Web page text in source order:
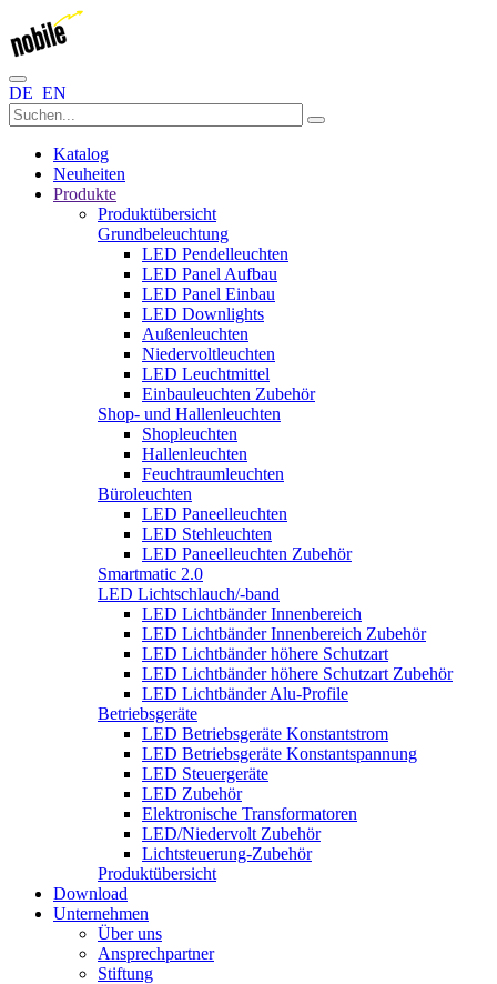
DE EN
Katalog
Neuheiten
Produkte
Produktübersicht
Grundbeleuchtung
LED Pendelleuchten
LED Panel Aufbau
LED Panel Einbau
LED Downlights
Außenleuchten
Niedervoltleuchten
LED Leuchtmittel
Einbauleuchten Zubehör
Shop- und Hallenleuchten
Shopleuchten
Hallenleuchten
Feuchtraumleuchten
Büroleuchten
LED Paneelleuchten
LED Stehleuchten
LED Paneelleuchten Zubehör
Smartmatic 2.0
LED Lichtschlauch/-band
LED Lichtbänder Innenbereich
LED Lichtbänder Innenbereich Zubehör
LED Lichtbänder höhere Schutzart
LED Lichtbänder höhere Schutzart Zubehör
LED Lichtbänder Alu-Profile
Betriebsgeräte
LED Betriebsgeräte Konstantstrom
LED Betriebsgeräte Konstantspannung
LED Steuergeräte
LED Zubehör
Elektronische Transformatoren
LED/Niedervolt Zubehör
Lichtsteuerung-Zubehör
Produktübersicht
Download
Unternehmen
Über uns
Ansprechpartner
Stiftung